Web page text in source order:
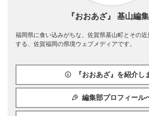
『おおあざ』 基山編
福岡県に食い込みがちな、佐賀県基山町とその
する、佐賀福岡の県境ウェブメディアです。
『おおあざ』を紹介し
編集部プロフィール